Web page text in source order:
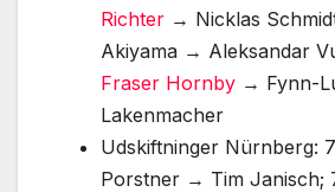
Richter → Nicklas
Akiyama → Aleksandar
Fraser Hornby → Fynn-
Lakenmacher
Udskiftninger Nürnberg:
Porstner → Tim Janisch;